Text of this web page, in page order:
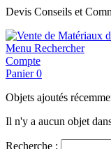
Devis Conseils et
Menu Rechercher
Compte
Panier 0
Objets ajoutés
Il n'y a aucun objet
Recherche :